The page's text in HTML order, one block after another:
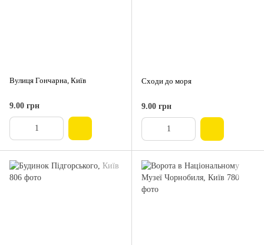
Вулиця Гончарна, Київ
9.00 грн
Сходи до моря
9.00 грн